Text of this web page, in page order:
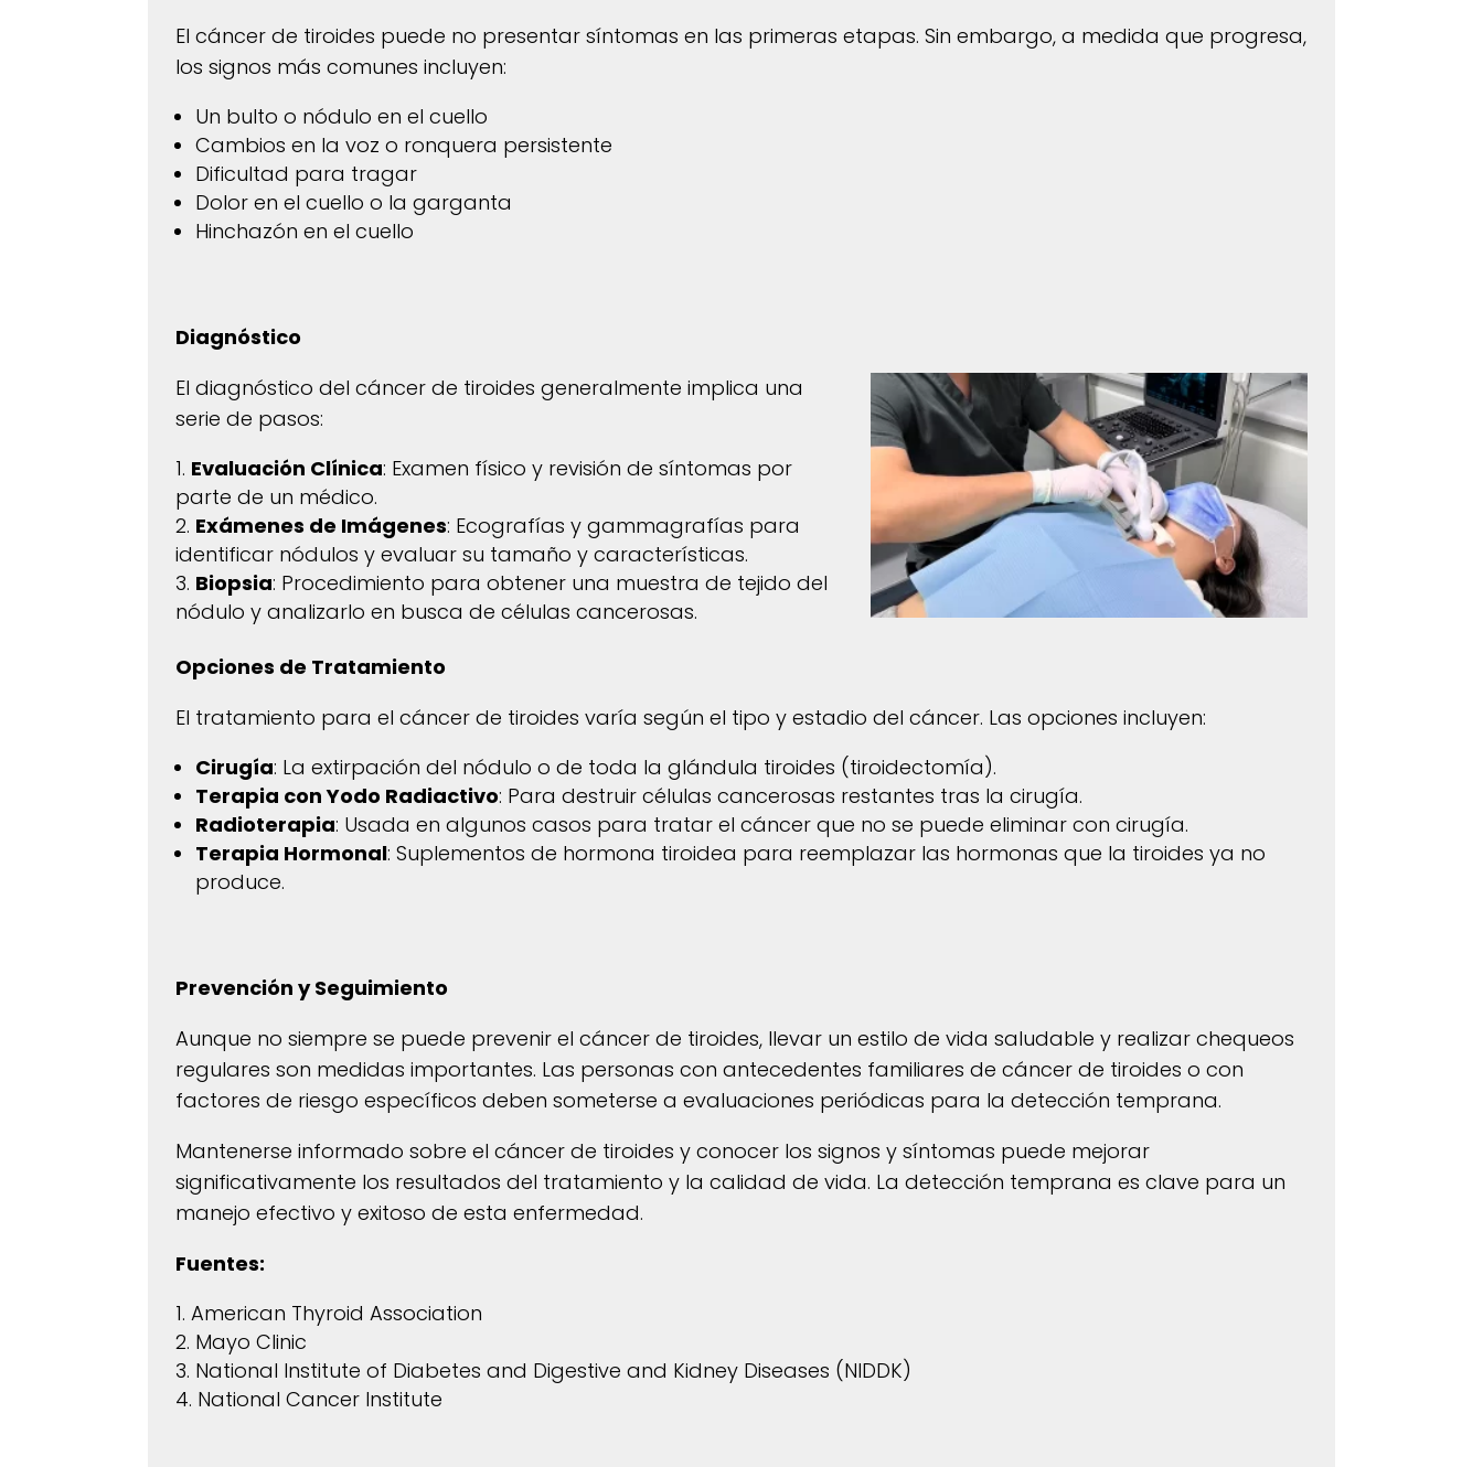
El cáncer de tiroides puede no presentar síntomas en las primeras etapas. Sin embargo, a medida que progresa,
los signos más comunes incluyen:
Un bulto o nódulo en el cuello
Cambios en la voz o ronquera persistente
Dificultad para tragar
Dolor en el cuello o la garganta
Hinchazón en el cuello
Diagnóstico
El diagnóstico del cáncer de tiroides generalmente implica una
serie de pasos:
Evaluación Clínica: Examen físico y revisión de síntomas por
parte de un médico.
Exámenes de Imágenes: Ecografías y gammagrafías para
identificar nódulos y evaluar su tamaño y características.
Biopsia: Procedimiento para obtener una muestra de tejido del
nódulo y analizarlo en busca de células cancerosas.
Opciones de Tratamiento
El tratamiento para el cáncer de tiroides varía según el tipo y estadio del cáncer. Las opciones incluyen:
Cirugía: La extirpación del nódulo o de toda la glándula tiroides (tiroidectomía).
Terapia con Yodo Radiactivo: Para destruir células cancerosas restantes tras la cirugía.
Radioterapia: Usada en algunos casos para tratar el cáncer que no se puede eliminar con cirugía.
Terapia Hormonal: Suplementos de hormona tiroidea para reemplazar las hormonas que la tiroides ya no
produce.
Prevención y Seguimiento
Aunque no siempre se puede prevenir el cáncer de tiroides, llevar un estilo de vida saludable y realizar chequeos
regulares son medidas importantes. Las personas con antecedentes familiares de cáncer de tiroides o con
factores de riesgo específicos deben someterse a evaluaciones periódicas para la detección temprana.
Mantenerse informado sobre el cáncer de tiroides y conocer los signos y síntomas puede mejorar
significativamente los resultados del tratamiento y la calidad de vida. La detección temprana es clave para un
manejo efectivo y exitoso de esta enfermedad.
Fuentes:
American Thyroid Association
Mayo Clinic
National Institute of Diabetes and Digestive and Kidney Diseases (NIDDK)
National Cancer Institute